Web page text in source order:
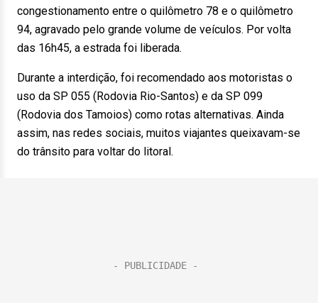
congestionamento entre o quilômetro 78 e o quilômetro
94, agravado pelo grande volume de veículos. Por volta
das 16h45, a estrada foi liberada.
Durante a interdição, foi recomendado aos motoristas o
uso da SP 055 (Rodovia Rio-Santos) e da SP 099
(Rodovia dos Tamoios) como rotas alternativas. Ainda
assim, nas redes sociais, muitos viajantes queixavam-se
do trânsito para voltar do litoral.